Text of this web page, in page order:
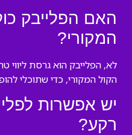
האם הפלייבק
המקורי?
לא, הפלייבק הוא גרסת
הקול המקורי, כדי שתוכלי
יש אפשרות
רקע?